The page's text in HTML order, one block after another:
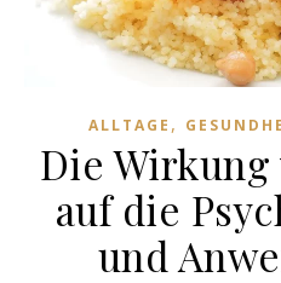
ALLTAGE ,
Die Wirkung
auf die
und